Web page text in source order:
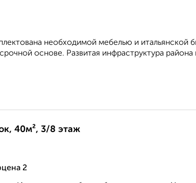
необходимой мебелью и итальянской
основе. Развитая инфраструктура района
40м², 3/8 этаж
2